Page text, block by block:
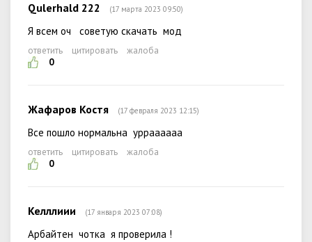
Qulerhald 222 (17 марта 2023 09:50)
Я всем оч советую скачать мод
ответить цитировать
жалоба
0
Жафаров Костя (17 февраля 2023 12:15)
Все пошло нормальна урраааааа
ответить цитировать
жалоба
0
Келллиии (17 января 2023 07:08)
Арбайтен чотка я проверила !